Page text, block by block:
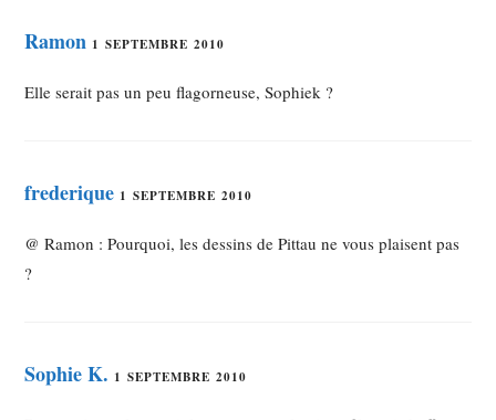
Ramon 1 SEPTEMBRE 2010
Elle serait pas un peu flagorneuse, Sophiek ?
frederique 1 SEPTEMBRE 2010
@ Ramon : Pourquoi, les dessins de Pittau ne vous plaisent pas
?
Sophie K. 1 SEPTEMBRE 2010